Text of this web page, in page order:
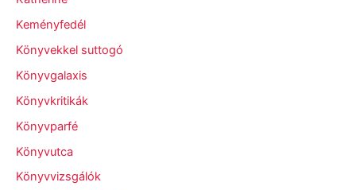
Keményfedél
Könyvekkel suttogó
Könyvgalaxis
Könyvkritikák
Könyvparfé
Könyvutca
Könyvvizsgálók